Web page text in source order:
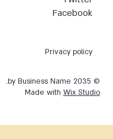
Privacy policy
© 2035 by Business Name.
Made with Wix Studio
Facebook